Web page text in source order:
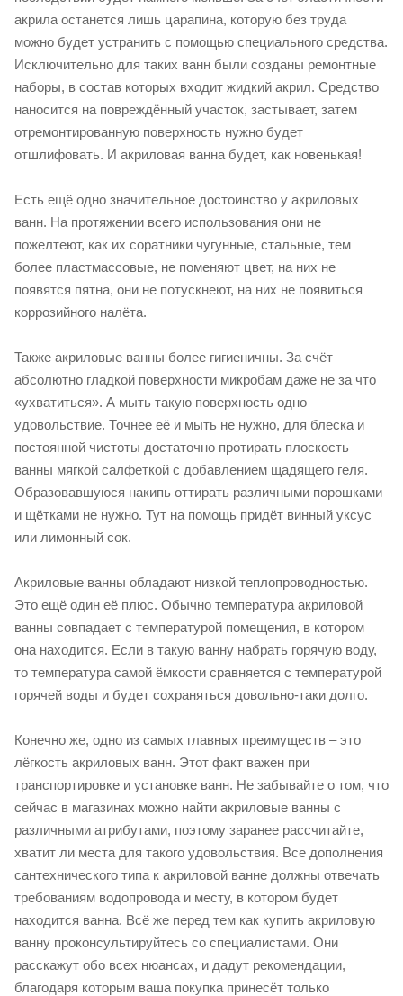
акрила останется лишь царапина, которую без труда
можно будет устранить с помощью специального средства.
Исключительно для таких ванн были созданы ремонтные
наборы, в состав которых входит жидкий акрил. Средство
наносится на повреждённый участок, застывает, затем
отремонтированную поверхность нужно будет
отшлифовать. И акриловая ванна будет, как новенькая!
Есть ещё одно значительное достоинство у акриловых
ванн. На протяжении всего использования они не
пожелтеют, как их соратники чугунные, стальные, тем
более пластмассовые, не поменяют цвет, на них не
появятся пятна, они не потускнеют, на них не появиться
коррозийного налёта.
Также акриловые ванны более гигиеничны. За счёт
абсолютно гладкой поверхности микробам даже не за что
«ухватиться». А мыть такую поверхность одно
удовольствие. Точнее её и мыть не нужно, для блеска и
постоянной чистоты достаточно протирать плоскость
ванны мягкой салфеткой с добавлением щадящего геля.
Образовавшуюся накипь оттирать различными порошками
и щётками не нужно. Тут на помощь придёт винный уксус
или лимонный сок.
Акриловые ванны обладают низкой теплопроводностью.
Это ещё один её плюс. Обычно температура акриловой
ванны совпадает с температурой помещения, в котором
она находится. Если в такую ванну набрать горячую воду,
то температура самой ёмкости сравняется с температурой
горячей воды и будет сохраняться довольно-таки долго.
Конечно же, одно из самых главных преимуществ – это
лёгкость акриловых ванн. Этот факт важен при
транспортировке и установке ванн. Не забывайте о том, что
сейчас в магазинах можно найти акриловые ванны с
различными атрибутами, поэтому заранее рассчитайте,
хватит ли места для такого удовольствия. Все дополнения
сантехнического типа к акриловой ванне должны отвечать
требованиям водопровода и месту, в котором будет
находится ванна. Всё же перед тем как купить акриловую
ванну проконсультируйтесь со специалистами. Они
расскажут обо всех нюансах, и дадут рекомендации,
благодаря которым ваша покупка принесёт только